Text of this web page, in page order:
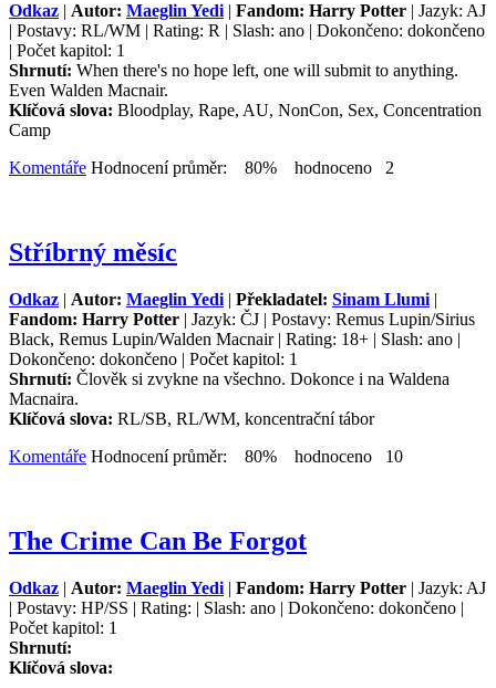
Odkaz | Autor: Maeglin Yedi | Fandom: Harry Potter | Jazyk: AJ
| Postavy: RL/WM | Rating: R | Slash: ano | Dokončeno: dokončeno
| Počet kapitol: 1
Shrnutí: When there's no hope left, one will submit to anything.
Even Walden Macnair.
Klíčová slova: Bloodplay, Rape, AU, NonCon, Sex, Concentration
Camp
Komentáře Hodnocení průměr: 80% hodnoceno 2
Stříbrný měsíc
Odkaz | Autor: Maeglin Yedi | Překladatel: Sinam Llumi |
Fandom: Harry Potter | Jazyk: ČJ | Postavy: Remus Lupin/Sirius
Black, Remus Lupin/Walden Macnair | Rating: 18+ | Slash: ano |
Dokončeno: dokončeno | Počet kapitol: 1
Shrnutí: Člověk si zvykne na všechno. Dokonce i na Waldena
Macnaira.
Klíčová slova: RL/SB, RL/WM, koncentrační tábor
Komentáře Hodnocení průměr: 80% hodnoceno 10
The Crime Can Be Forgot
Odkaz | Autor: Maeglin Yedi | Fandom: Harry Potter | Jazyk: AJ
| Postavy: HP/SS | Rating: | Slash: ano | Dokončeno: dokončeno |
Počet kapitol: 1
Shrnutí:
Klíčová slova: